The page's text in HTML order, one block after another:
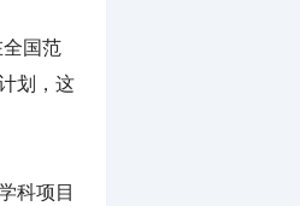
国范
划，这
科项目